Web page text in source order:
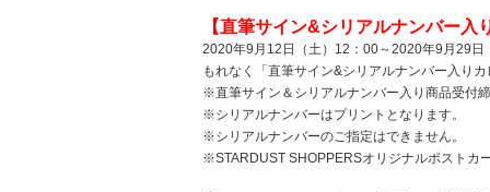
【直筆サイン&シリアルナンバー
2020年9月12日（土）12：00～2020年9月29日
もれなく「直筆サイン&シリアルナンバー入り
※直筆サイン＆シリアルナンバー入り商品受付
※シリアルナンバーはプリントとなります。
※シリアルナンバーのご指定はできません。
※STARDUST SHOPPERSオリジナルポストカ